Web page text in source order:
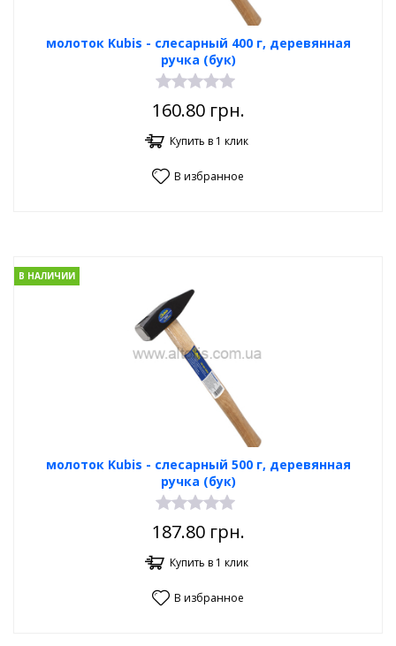
молоток Kubis - слесарный 400 г, деревянная
ручка (бук)
160.80грн.
Купить в 1 клик
В избранное
молоток Kubis - слесарный 500 г, деревянная
ручка (бук)
В НАЛИЧИИ
187.80грн.
Купить в 1 клик
В избранное